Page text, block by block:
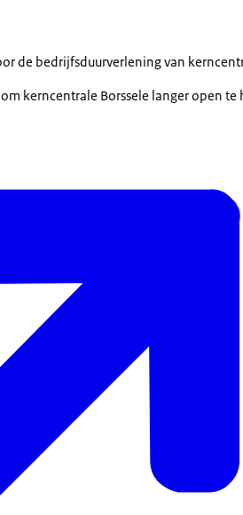
de bedrijfsduurverlening van
kerncentrale Borssele langer open te